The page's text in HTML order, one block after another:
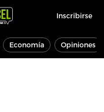
Inscribirse
Economía Opiniones